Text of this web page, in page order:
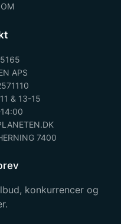
APS
& 13-15
7400
konkurrencer og